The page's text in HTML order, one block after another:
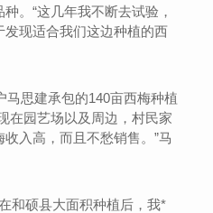
。“这几年我不断去试验，
现适合我们这边种植的西
思建承包的140亩西梅种植
在园艺场以及周边，村民家
入高，而且不愁销售。”马
硕县大面积种植后，我*